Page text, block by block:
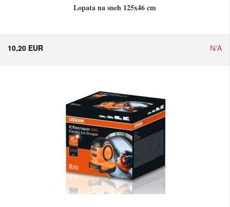
Lopata na sneh 125x46 cm
N/A
10,20 EUR